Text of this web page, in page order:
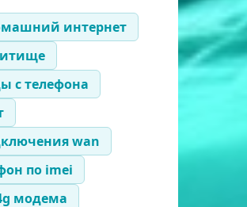
интернет
с телефона
wan
по imei
модема